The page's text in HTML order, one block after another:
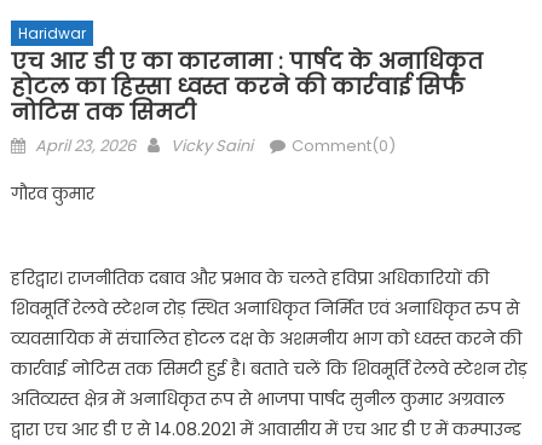
Haridwar
एच आर डी ए का कारनामा : पार्षद के अनाधिकृत
होटल का हिस्सा ध्वस्त करने की कार्रवाई सिर्फ
नोटिस तक सिमटी
Posted
April 23, 2026 Author
Vicky Saini Comment(0)
गौरव कुमार
हरिद्वार। राजनीतिक दबाव और प्रभाव के चलते हविप्रा अधिकारियों की
शिवमूर्ति रेलवे स्टेशन रोड़ स्थित अनाधिकृत निर्मित एवं अनाधिकृत रुप से
व्यवसायिक में संचालित होटल दक्ष के अशमनीय भाग को ध्वस्त करने की
कार्रवाई नोटिस तक सिमटी हुई है। बताते चलें कि शिवमूर्ति रेलवे स्टेशन रोड़
अतिव्यस्त क्षेत्र में अनाधिकृत रूप से भाजपा पार्षद सुनील कुमार अग्रवाल
द्वारा एच आर डी ए से 14.08.2021 में आवासीय में एच आर डी ए में कम्पाउन्ड